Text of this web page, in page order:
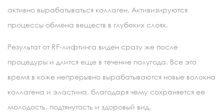
активно вырабатываться коллаген. Активизируются
процессы обмена веществ в глубоких слоях.
Результат от RF-лифтинга виден сразу же после
процедуры и длится еще в течение полугода. Все это
время в коже непрерывно вырабатываются новые волокна
коллагена и эластина, благодаря чему сохраняется ее
молодость, подтянутость и здоровый вид.